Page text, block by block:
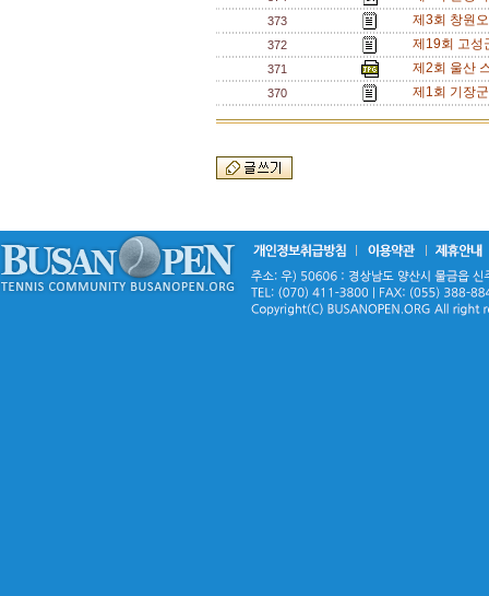
373 제3회 창원
372 제19회 고성
371 제2회 울산
370 제1회 기장